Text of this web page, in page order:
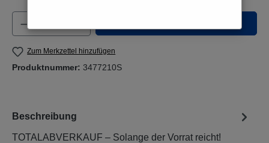
Produkt Anzahl: Gib den gewünschten
Zum Merkzettel hinzufügen
Produktnummer: 3477210S
Beschreibung
TOTALABVERKAUF – Solange der Vorrat reicht!